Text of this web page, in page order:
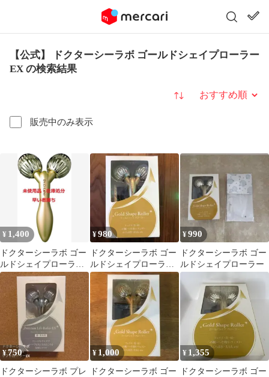
【公式】 ドクターシーラボ ゴールドシェイプローラー
EX の検索結果
販売中のみ表示
並び替え
¥ 1,400
ドクターシーラボ ゴー
ルドシェイプローラー
EX /4524734111789
¥980
ドクターシーラボ ゴー
ルドシェイプローラー
EX ボディメイクロー
¥990
ドクターシーラボ ゴー
ルドシェイプローラー
¥750
ドクターシーラボ プレ
¥ 1,000
ドクターシーラボ ゴー
¥ 1,355
ドクターシーラボ ゴー